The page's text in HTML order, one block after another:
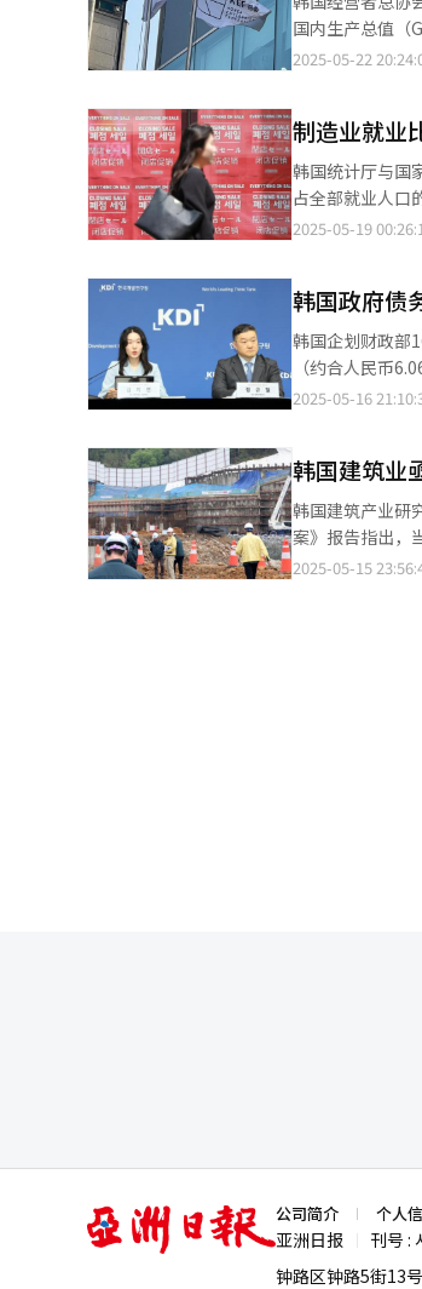
日三边合作，并本着实用主义原
人工智能（AI）
立全球内容新标准，力争跻
国家”为核心课
胁。 关于对朝政策，李在明表示，将以“朝鲜GDP两倍规模的国防预算”及“世界第五的军事实力”、韩美军事同盟
为基础，构建有
因非法戒严而受损的军
言：“过去拯救
民在深重伤痕中开出希望之花
履职。自当选以
长乏力及人口老龄化等结
尔聚集高等教育
位）、环境（第514位
近年来韩国政局的持续动荡对评分产
但前总统尹锡悦
接影响治理排名，更可能对城
港排名第72位，
大邱第321位，光州第328位，
球金融中心指
市”排名中位列
国内生产总值（
数据显示，2023
单位的本国产附加值，则海
（10.8%）占比
点，但中国的占
（1.8%）。 值得注意的是，韩国制造业对中美两国的合计依赖度为24.5%，远高于日本（17.5%）和德国
（15.8%）等主
增长5.7个百分点。与此
示，随着美国关
提升制造业竞争
2025-05-22
制造业就业
韩国统计厅与国
占全部就业人口的
等因素影响，制
分的国内生产总
并未同步改善。
岗位有限。叠加国内
月制造业就业
意愿与机会双双受限，凸显结构性就业矛
征收对等关税，对韩适用税率同为25%。 尽
商争取豁免，但
汽车为主，贸易摩擦将对韩国整体
实际GDP环比下
要集中在化学品、机械设备等领域。 尽管关税效应尚
国经济增长的
0.8%；国际货币
2025-05-19
韩国政府债
韩国企划财政部
（约合人民币
半年中央政府债务预计首次突破1200万
期的1145.9万亿韩元增加50万亿韩元以上
亿韩元，较原本
财政动向仅公布
政府债务自2019
（48.6万亿韩元）的增
外，反映国家
（GDP）的
2025-05-16
韩国建筑业
韩国建筑产业研
案》报告指出，
型方案。 通过多维度数据对比分析指出，当前行业下行呈明显的加速态势。数据显示，2023年建筑订单量同比下滑
2024年3.2%的负增长，行业拐点特征
幅均超过2008
峰值（16.5599万户）
2025-05-15
亚
洲
日
公司简介 个人
亚洲日报 刊号 :
钟路区钟路5街13